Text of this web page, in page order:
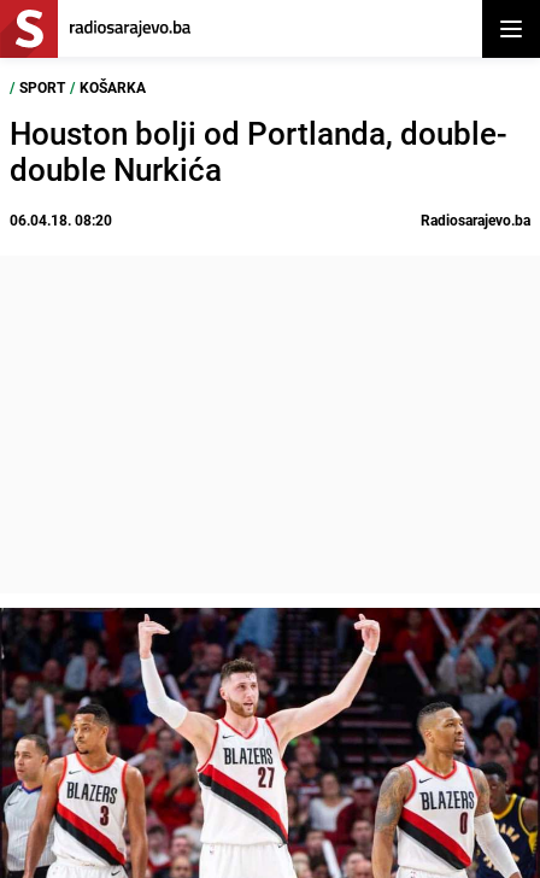
/ SPORT / KOŠARKA
Houston bolji od Portlanda, double-
double Nurkića
06.04.18. 08:20 Radiosarajevo.ba